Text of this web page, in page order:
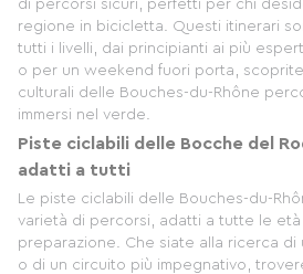
di percorsi sicuri, perfetti per chi
regione in bicicletta. Questi itinerari
tutti i livelli, dai principianti ai più
o per un weekend fuori porta,
culturali delle Bouches-du-Rhône
immersi nel verde.
Piste ciclabili delle Bocche del
adatti a tutti
Le piste ciclabili delle Bouches-du-
varietà di percorsi, adatti a tutte le età
preparazione. Che siate alla ricerca di
o di un circuito più impegnativo,